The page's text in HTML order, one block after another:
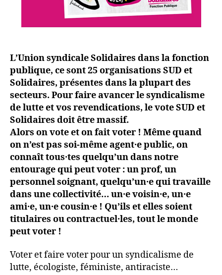
L’Union syndicale Solidaires dans la fonction
publique, ce sont 25 organisations SUD et
Solidaires, présentes dans la plupart des
secteurs. Pour faire avancer le syndicalisme
de lutte et vos revendications, le vote SUD et
Solidaires doit être massif.
Alors on vote et on fait voter ! Même quand
on n’est pas soi-même agent·e public, on
connaît tous·tes quelqu’un dans notre
entourage qui peut voter : un prof, un
personnel soignant, quelqu’un·e qui travaille
dans une collectivité… un·e voisin·e, un·e
ami·e, un·e cousin·e ! Qu’ils et elles soient
titulaires ou contractuel·les, tout le monde
peut voter !
Voter et faire voter pour un syndicalisme de
lutte, écologiste, féministe, antiraciste…